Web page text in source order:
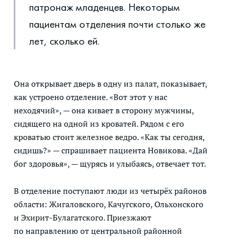
патронаж младенцев. Некоторым
пациентам отделения почти столько же
лет, сколько ей.
Она открывает дверь в одну из палат, показывает,
как устроено отделение. «Вот этот у нас
неходячий», — она кивает в сторону мужчины,
сидящего на одной из кроватей. Рядом с его
кроватью стоит железное ведро. «Как ты сегодня,
сидишь?» — спрашивает пациента Новикова. «Дай
бог здоровья», — щурясь и улыбаясь, отвечает тот.
В отделение поступают люди из четырёх районов
области: Жигаловского, Качугского, Ольхонского
и Эхирит-Булагатского. Приезжают
по направлению от центральной районной